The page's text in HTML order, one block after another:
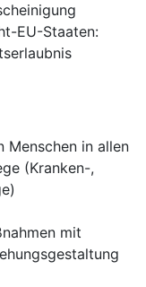
EU-Staaten:
Menschen in allen
(Kranken-,
mit